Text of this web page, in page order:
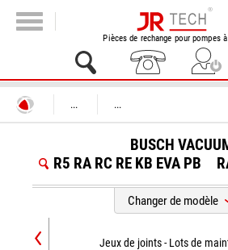
Pièces de rechange pour pompes
... ...
BUSCH
R5 RA RC RE KB EVA PB
Changer de modèle
Jeux de joints - Lots de